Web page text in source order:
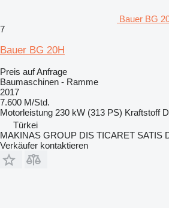
Bauer BG
7
Bauer BG 20H
Preis auf Anfrage
Baumaschinen - Ramme
2017
7.600 M/Std.
Motorleistung 230 kW (313 PS) Kraftstoff
Türkei
MAKINAS GROUP DIS TICARET SATIS
Verkäufer kontaktieren